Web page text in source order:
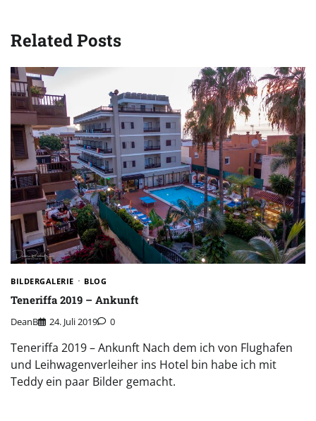
Related Posts
BILDERGALERIE BLOG
Teneriffa 2019 – Ankunft
DeanB 24. Juli 2019 0
Teneriffa 2019 – Ankunft Nach dem ich von Flughafen
und Leihwagenverleiher ins Hotel bin habe ich mit
Teddy ein paar Bilder gemacht.